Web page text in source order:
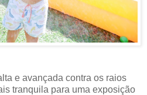
e avançada contra os raios
tranquila para uma exposição